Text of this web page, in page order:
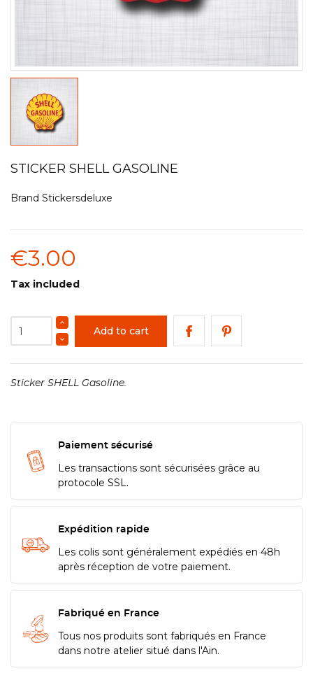
STICKER SHELL GASOLINE
Brand Stickersdeluxe
€3.00
Tax included
Add to cart
Sticker SHELL Gasoline.
Paiement sécurisé
Les transactions sont sécurisées grâce au
protocole SSL.
Expédition rapide
Les colis sont généralement expédiés en 48h
après réception de votre paiement.
Fabriqué en France
Tous nos produits sont fabriqués en France
dans notre atelier situé dans l'Ain.